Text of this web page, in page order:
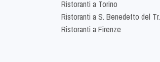
Ristoranti a Torino
Ristoranti a S. Benedetto del Tr.
Ristoranti a Firenze